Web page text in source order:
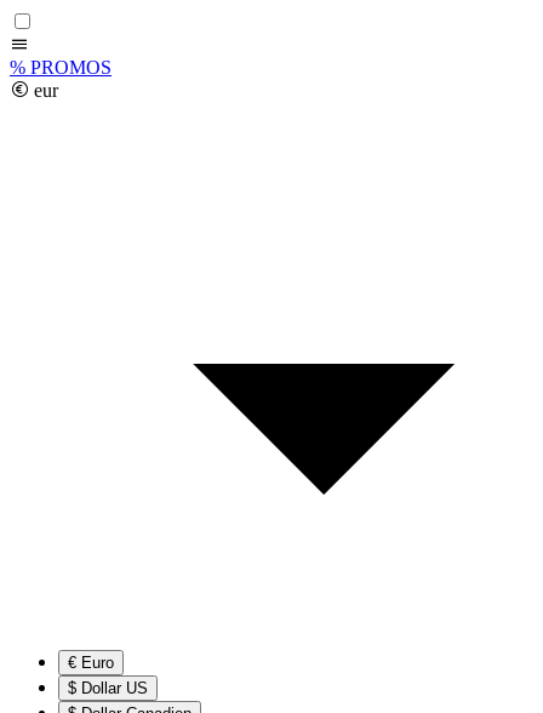
% PROMOS
eur
€ Euro
$ Dollar US